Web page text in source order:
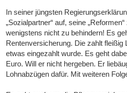
In seiner jüngsten
„Sozialpartner“ auf, seine
wenigstens nicht zu behindern! Es
Rentenversicherung. Die zahlt fleißig
etwas eingezahlt wurde. Es geht
Euro. Will er nicht hergeben. Er
Lohnabzügen dafür. Mit weiteren